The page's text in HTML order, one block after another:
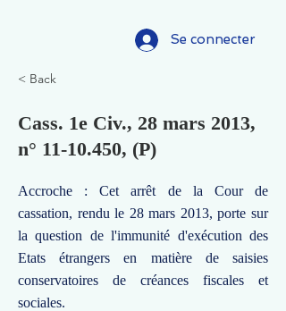
Se connecter
< Back
Cass. 1e Civ., 28 mars 2013,
n° 11-10.450, (P)
Accroche : Cet arrêt de la Cour de
cassation, rendu le 28 mars 2013, porte sur
la question de l'immunité d'exécution des
Etats étrangers en matière de saisies
conservatoires de créances fiscales et
sociales.